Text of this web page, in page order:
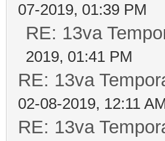
07-2019, 01:39 PM
RE: 13va
2019, 01:41 PM
RE: 13va
02-08-2019, 12:11
RE: 13va